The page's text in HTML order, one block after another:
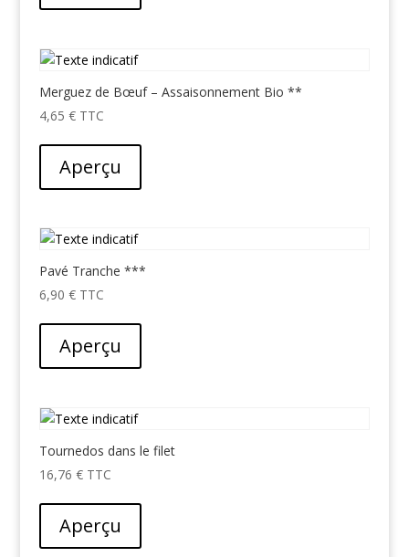
Merguez de Bœuf – Assaisonnement Bio **
4,65 €
Aperçu
Pavé Tranche ***
6,90 €
Aperçu
Tournedos dans le filet
16,76 €
Aperçu